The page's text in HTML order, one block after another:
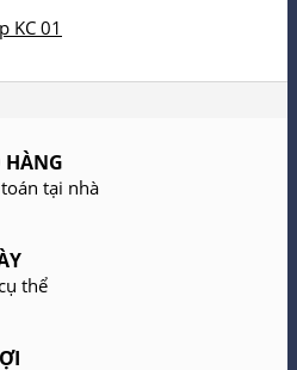
KC 01
HÀNG
tại nhà
thể